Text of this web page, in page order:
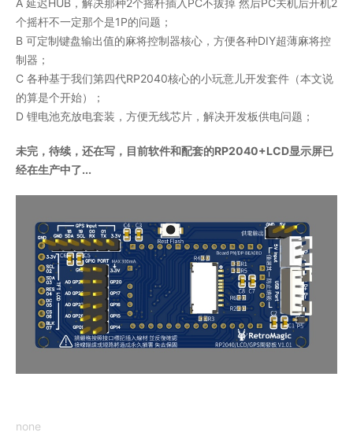
A 延迟HUB，解决那种2个摇杆插入PC不拔掉 然后PC关机后开机2
个摇杆不一定那个是1P的问题；
B 可定制键盘输出值的麻将控制器核心，方便各种DIY超薄麻将控
制器；
C 各种基于我们第四代RP2040核心的小玩意儿开发套件（本文说
的算是个开始）；
D 锂电池充放电套装，方便无线芯片，解决开发板供电问题；
未完，待续，还在写，目前软件和配套的RP2040+LCD显示屏已
经在生产中了...
none